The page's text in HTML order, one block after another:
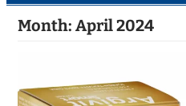
Month: April 2024